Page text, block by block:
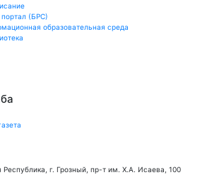
(БРС)
образовательная среда
Республика, г. Грозный, пр-т им. Х.А. Исаева, 100